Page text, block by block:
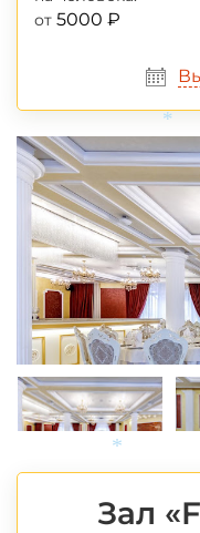
от 5000 ₽
Зал
*